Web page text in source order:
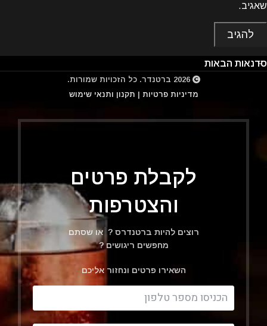
שאגיב.
סדנאות הבאות
2026 ברטנדר. כל הזכויות שמורות.
מדיניות פרטיות | תקנון ותנאי שימוש
לקבלת פרטים
והצטרפות
רוצים להיות ברטנדרס ? או שסתם
מחפשים ריגושים ?
השאירו פרטים ונחזור אליכם